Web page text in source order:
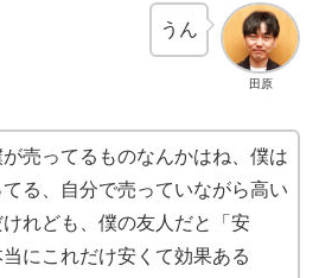
田原
うん
売ってるものなんかはね、僕は
る、自分で売っていながら高い
れども、僕の友人だと「安
にこれだけ安くて効果ある